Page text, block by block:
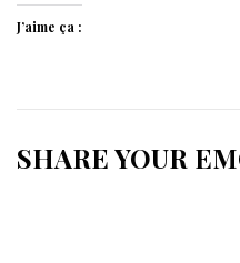
J’aime ça :
SHARE YOUR